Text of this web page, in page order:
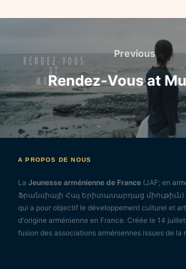
de
l’article
Previous
Previous
Rendez-Vous at
A PROPOS DE NOUS
La Jeunesse arménienne de France (JAF; en
Ֆրանսիայի Հայ Երիտասարդաց միութիւն)
qui a pour objectif le développement culturel et
d'origine arménienne en France. Créée le 14
fusion des associations arméniennes issues de la